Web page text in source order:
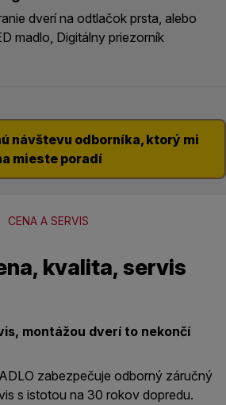
dverí na odtlačok prsta, alebo
madlo, Digitálny priezorník
návštevu odborníka, ktorý mi
mieste poradí
CENA A SERVIS
kvalita, servis
montážou dverí to nekončí
zabezpečuje odborný záručný
s istotou na 30 rokov dopredu.